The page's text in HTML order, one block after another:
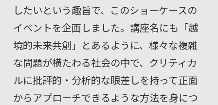
したいという趣旨で、このショーケースの
イベントを企画しました。講座名にも「越
境的未来共創」とあるように、様々な複雑
な問題が横たわる社会の中で、クリティカ
ルに批評的・分析的な眼差しを持って正面
からアプローチできるような方法を身につ